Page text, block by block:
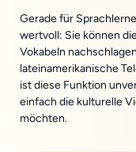
Gerade für
wertvoll: Sie können
Vokabeln
lateinamerikanische
ist diese Funktion
einfach die kulturelle
möchten.